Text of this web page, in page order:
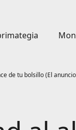
de tu bolsillo (El